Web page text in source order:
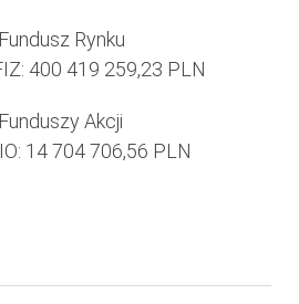
Rynku
400 419 259,23 PLN
Akcji
14 704 706,56 PLN